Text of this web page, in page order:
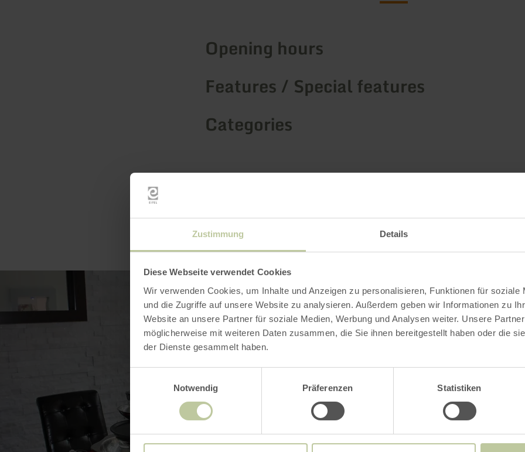
Zustimmung Details
Diese Webseite verwendet Cookies
Wir verwenden Cookies, um Inhalte und Anzeigen zu personalisieren, Funktionen für soziale
und die Zugriffe auf unsere Website zu analysieren. Außerdem geben wir Informationen zu
Website an unsere Partner für soziale Medien, Werbung und Analysen weiter. Unsere
möglicherweise mit weiteren Daten zusammen, die Sie ihnen bereitgestellt haben oder die
der Dienste gesammelt haben.
Notwendig
Präferenzen Statistiken
Opening hours
Features / Special features
Categories
Impressions